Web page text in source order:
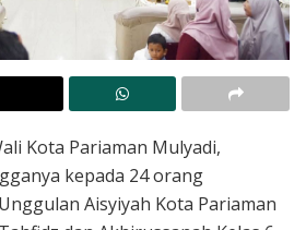
Kota Pariaman Mulyadi,
kepada 24 orang
Aisyiyah Kota Pariaman